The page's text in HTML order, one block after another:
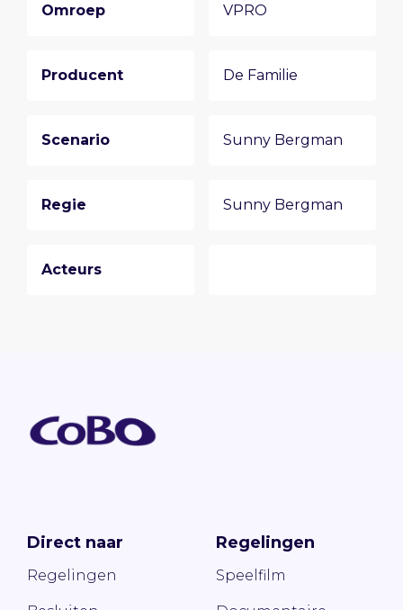
Omroep VPRO
Producent De Familie
Scenario Sunny Bergman
Regie Sunny Bergman
Acteurs
Direct naar
Regelingen
Regelingen
Speelfilm